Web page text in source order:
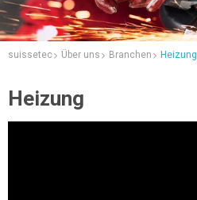
suissetec Über uns Branchen Heizung
Heizung